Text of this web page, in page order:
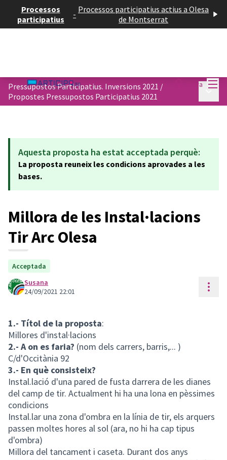
Processos
participatius
- Processos participatius actius a Olesa
de Montserrat
Entra
Pressupostos Participatius. Inversions 2021 /
Propostes Pressupostos Participatius 2021
Aquesta proposta ha estat acceptada perquè:
La proposta reuneix les condicions aprovades a les
bases.
Millora de les Instal·lacions
Tir Arc Olesa
Acceptada
Susana
24/09/2021 22:01
1.- Títol de la proposta:
Millores d'instal·lacions
2.- A on es faria? (nom dels carrers, barris,... )
C/d'Occitània 92
3.- En què consisteix?
Instal.lació d'una pared de fusta darrera de les dianes
del camp de tir. Actualment hi ha una lona en pèssimes
condicions
Instal.lar una zona d'ombra en la línia de tir, els arquers
passen moltes hores al sol (ara, no hi ha cap tipus
d'ombra)
Millora del tancament i caseta. Durant dos anys